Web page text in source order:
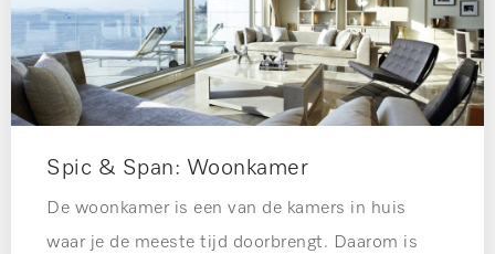
Spic & Span: Woonkamer
De woonkamer is een van de kamers in huis
waar je de meeste tijd doorbrengt. Daarom is